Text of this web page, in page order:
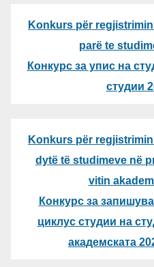
Konkurs për
parë te
Конкурс за упис на
студии
Konkurs për
dytë të studimeve në
vitin
Конкурс за
циклус студии на
академската